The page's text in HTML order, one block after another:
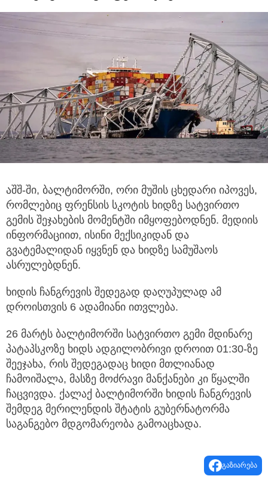
აშშ-ში, ბალტიმორში, ორი მუშის ცხედარი იპოვეს,
რომლებიც ფრენსის სკოტის ხიდზე სატვირთო
გემის შეჯახების მომენტში იმყოფებოდნენ. მედიის
ინფორმაციით, ისინი მექსიკიდან და
გვატემალიდან იყვნენ და ხიდზე სამუშაოს
ასრულებდნენ.
ხიდის ჩანგრევის შედეგად დაღუპულად ამ
დროისთვის 6 ადამიანი ითვლება.
26 მარტს ბალტიმორში სატვირთო გემი მდინარე
პატაპსკოზე ხიდს ადგილობრივი დროით 01:30-ზე
შეეჯახა, რის შედეგადაც ხიდი მთლიანად
ჩამოიშალა, მასზე მოძრავი მანქანები კი წყალში
ჩაცვივდა. ქალაქ ბალტიმორში ხიდის ჩანგრევის
შემდეგ მერილენდის შტატის გუბერნატორმა
საგანგებო მდგომარეობა გამოაცხადა.
გაზიარება